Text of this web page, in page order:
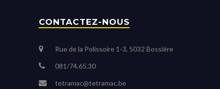
CONTACTEZ-NOUS
Rue de la Polissoire 1-3, 5032 Bossière
081/74.65.30
tetramac@tetramac.be